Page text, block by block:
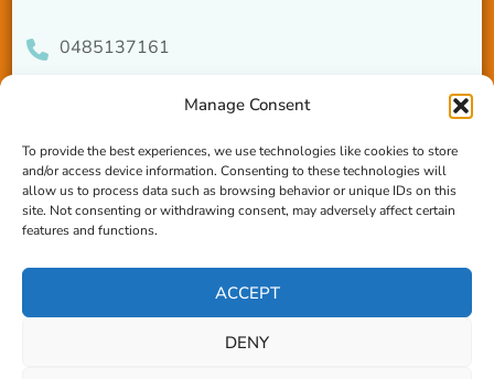
Manage Consent
To provide the best experiences, we use technologies like cookies to store
and/or access device information. Consenting to these technologies will
allow us to process data such as browsing behavior or unique IDs on this
site. Not consenting or withdrawing consent, may adversely affect certain
features and functions.
ACCEPT
DENY
0485137161